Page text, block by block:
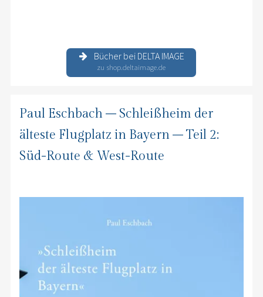
Bücher bei DELTA IMAGE
zu shop.deltaimage.de
Paul Eschbach – Schleißheim der
älteste Flugplatz in Bayern – Teil 2:
Süd-Route & West-Route